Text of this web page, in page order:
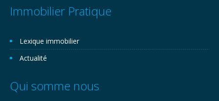
Immobilier Pratique
Lexique immobilier
Actualité
Qui somme nous